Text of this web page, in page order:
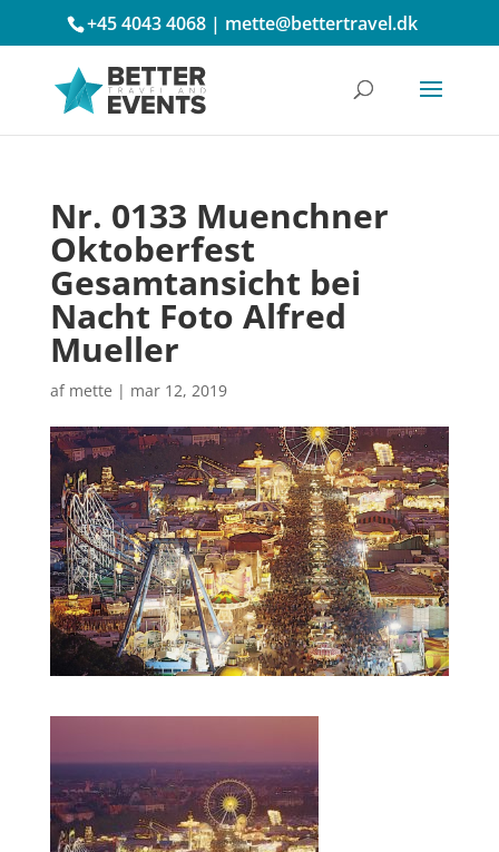
+45 4043 4068| mette@bettertravel.dk
Nr. 0133 Muenchner
Oktoberfest
Gesamtansicht bei
Nacht Foto Alfred
Mueller
af mette | mar 12, 2019